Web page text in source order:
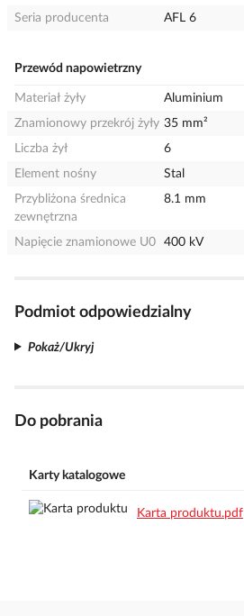
Seria producenta
AFL 6
Przewód napowietrzny
Materiał żyły
Aluminium
Znamionowy przekrój żyły 35 mm²
Liczba żył
6
Element nośny
Stal
Przybliżona średnica
zewnętrzna
8.1 mm
Napięcie znamionowe U0 400 kV
Podmiot odpowiedzialny
Pokaż/Ukryj
Do pobrania
Karty katalogowe
Karta produktu.pdf